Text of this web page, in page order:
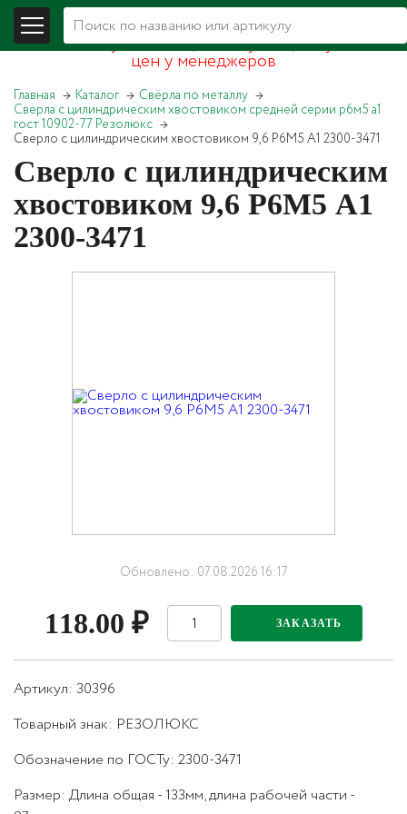
В связи со складывающейся экономической
обстановкой уточняйте, пожалуйста, актуальность
цен у менеджеров
Главная Каталог
Свёрла по металлу
Сверла с цилиндрическим хвостовиком средней серии р6м5 а1
гост 10902-77 Резолюкс
Сверло с цилиндрическим хвостовиком 9,6 Р6М5 А1 2300-3471
Сверло с цилиндрическим
хвостовиком 9,6 Р6М5 А1
2300-3471
Обновлено: 07.08.2026 16:17
118.00 ₽ ЗАКАЗАТЬ
Артикул: 30396
Товарный знак: РЕЗОЛЮКС
Обозначение по ГОСТу: 2300-3471
Размер: Длина общая - 133мм, длина рабочей части -